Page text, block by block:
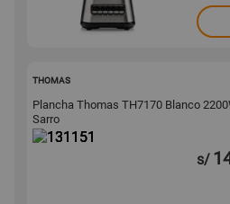
THOMAS
Plancha Thomas TH7170 Blanco
Sarro
s/